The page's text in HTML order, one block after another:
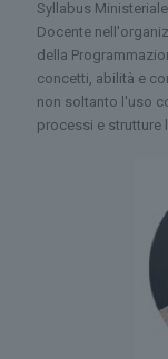
Syllabus
Docente
della
concetti, abilità e
non soltanto l'uso
processi e strutture